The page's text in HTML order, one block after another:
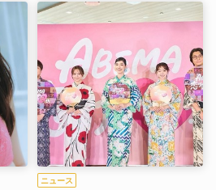
ニュース